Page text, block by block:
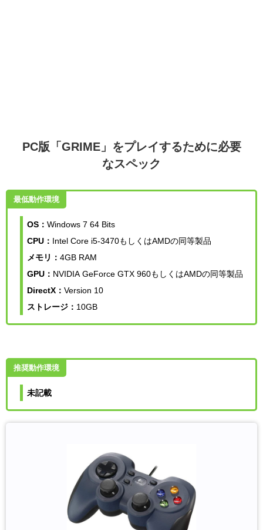
PC版「GRIME」をプレイするために必要
なスペック
最低動作環境
OS： Windows 7 64 Bits
CPU：
Intel Core i5-3470もしくはAMDの同等製品
メモリ： 4GB RAM
GPU： NVIDIA GeForce GTX 960もしくはAMDの同等製品
DirectX： Version 10
ストレージ： 10GB
推奨動作環境
未記載